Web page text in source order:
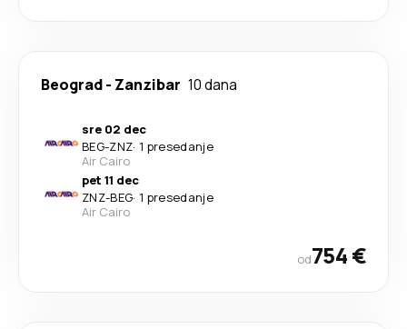
Beograd- Zanzibar 10 dana
sre 02 dec
BEG-ZNZ· 1 presedanje
Air Cairo
pet 11 dec
ZNZ-BEG· 1 presedanje
Air Cairo
od754 €